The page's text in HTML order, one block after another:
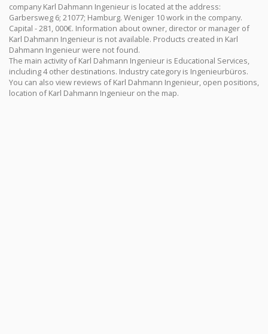
company Karl Dahmann Ingenieur is located at the address:
Garbersweg 6; 21077; Hamburg. Weniger 10 work in the company.
Capital - 281, 000€. Information about owner, director or manager of
Karl Dahmann Ingenieur is not available. Products created in Karl
Dahmann Ingenieur were not found.
The main activity of Karl Dahmann Ingenieur is Educational Services,
including 4 other destinations. Industry category is Ingenieurbüros.
You can also view reviews of Karl Dahmann Ingenieur, open positions,
location of Karl Dahmann Ingenieur on the map.